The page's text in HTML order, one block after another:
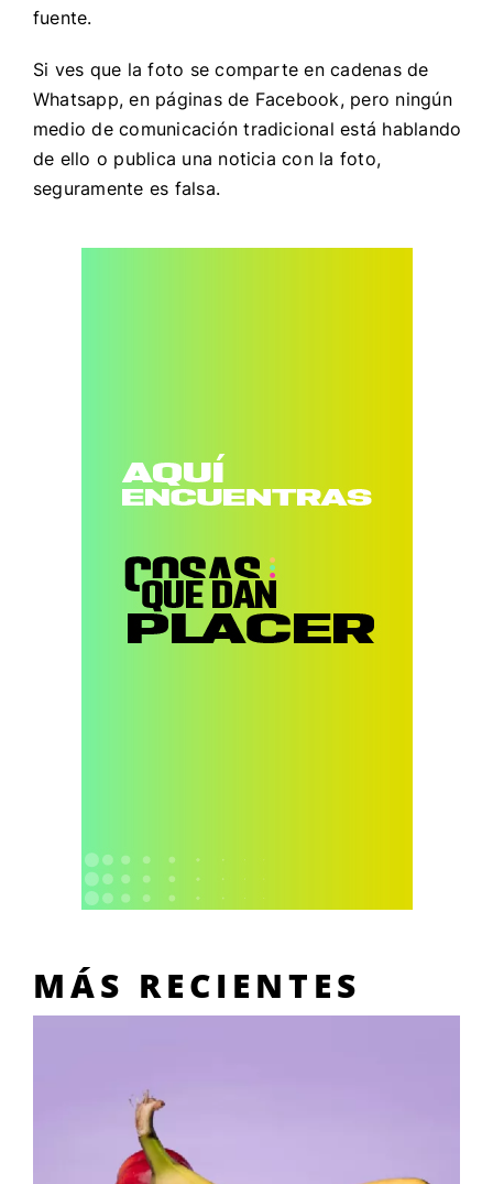
fuente.
Si ves que la foto se comparte en cadenas de
Whatsapp, en páginas de Facebook, pero ningún
medio de comunicación tradicional está hablando
de ello o publica una noticia con la foto,
seguramente es falsa.
MÁS RECIENTES